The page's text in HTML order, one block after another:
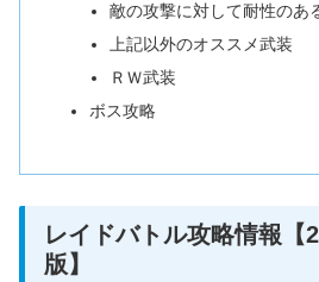
敵の攻撃に対して耐性のあ
上記以外のオススメ武装
ＲＷ武装
ボス攻略
レイドバトル攻略情報【
版】